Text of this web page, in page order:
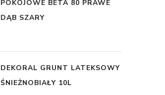
POKOJOWE BETA 80 PRAWE
DĄB SZARY
DEKORAL GRUNT LATEKSOWY
ŚNIEŻNOBIAŁY 10L